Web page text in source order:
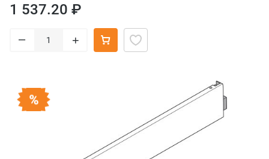
1 537.20 ₽
– +